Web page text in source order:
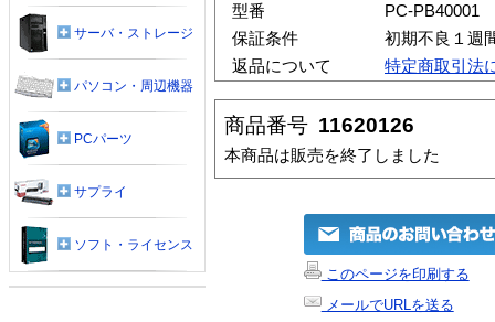
型番
PC-PB40001
保証条件
初期不良１週
返品について
特定商取引法
商品番号 11620126
本商品は販売を終了しました
このページを印刷する
メールでURLを送る
サーバ・ストレージ
パソコン・周辺機器
PCパーツ
サプライ
ソフト・ライセンス